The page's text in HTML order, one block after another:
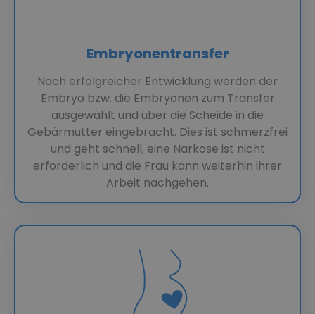
Embryonentransfer
Nach erfolgreicher Entwicklung werden der
Embryo bzw. die Embryonen zum Transfer
ausgewählt und über die Scheide in die
Gebärmutter eingebracht. Dies ist schmerzfrei
und geht schnell, eine Narkose ist nicht
erforderlich und die Frau kann weiterhin ihrer
Arbeit nachgehen.